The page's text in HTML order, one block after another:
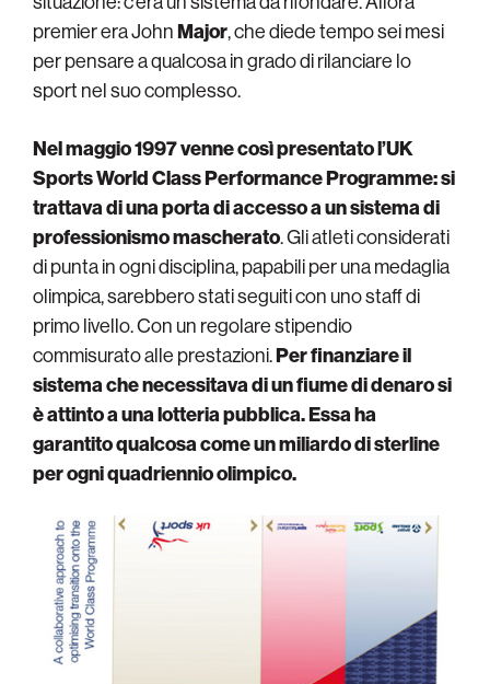
premier era JohnMajor, che diede tempo sei mesi
per pensare a qualcosa in grado di rilanciare lo
sport nel suo complesso.
Nel maggio 1997 venne così presentato l’UK
Sports World Class Performance Programme: si
trattava di una porta di accesso a un sistema di
professionismo mascherato. Gli atleti considerati
di punta in ogni disciplina, papabili per una medaglia
olimpica, sarebbero stati seguiti con uno staff di
primo livello. Con un regolare stipendio
commisurato alle prestazioni.Per finanziare il
sistema che necessitava di un fiume di denaro si
è attinto a una lotteria pubblica.Essa ha
garantito qualcosa come un miliardo di sterline
per ogni quadriennio olimpico.